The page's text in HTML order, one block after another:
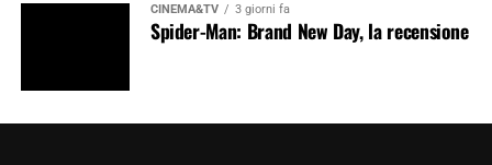
CINEMA&TV 3 giorni fa
Spider-Man: Brand New Day, la recensione